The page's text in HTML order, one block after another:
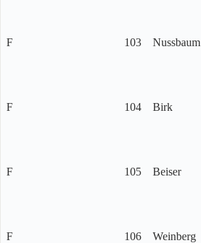
F 103 Nussbaum
F 104 Birk
F 105 Beiser
F 106 Weinberg